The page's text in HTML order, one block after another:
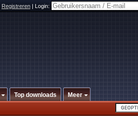
Registreren|Login:
Top downloads Meer